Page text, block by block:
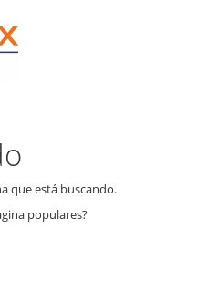
que está buscando.
populares?